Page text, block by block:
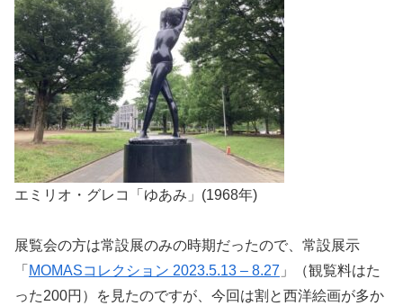
エミリオ・グレコ「ゆあみ」(1968年)
展覧会の方は常設展のみの時期だったので、常設展示
「 MOMASコレクション 2023.5.13 – 8.27 」（観覧料はた
った200円）を見たのですが、今回は割と西洋絵画が多か